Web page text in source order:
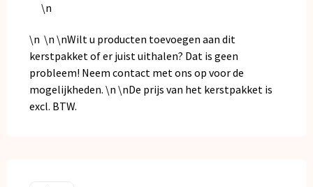
\n
\n \n \nWilt u producten toevoegen aan dit
kerstpakket of er juist uithalen? Dat is geen
probleem! Neem contact met ons op voor de
mogelijkheden. \n \nDe prijs van het kerstpakket is
excl. BTW.